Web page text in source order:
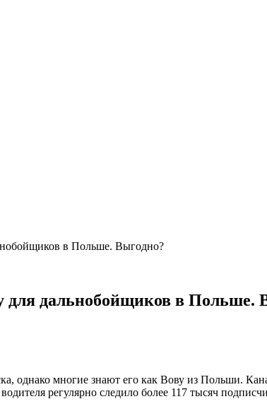
в Польше. Выгодно?
дальнобойщиков в Польше.
однако многие знают его как Вову из Польши.
регулярно следило более 117 тысяч